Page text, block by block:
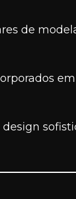
de